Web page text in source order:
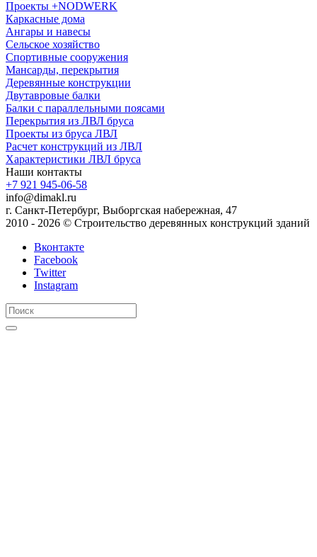
Проекты +NODWERK
Каркасные дома
Ангары и навесы
Сельское хозяйство
Спортивные сооружения
Мансарды, перекрытия
Деревянные конструкции
Двутавровые балки
Балки с параллельными поясами
Перекрытия из ЛВЛ бруса
Проекты из бруса ЛВЛ
Расчет конструкций из ЛВЛ
Xарактеристики ЛВЛ бруса
Наши контакты
+7 921 945-06-58
info@dimakl.ru
г. Санкт-Петербург, Выборгская набережная, 47
2010 - 2026 © Строительство деревянных конструкций зданий
Вконтакте
Facebook
Twitter
Instagram